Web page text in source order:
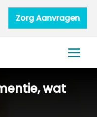
Zorg Aanvragen
wat